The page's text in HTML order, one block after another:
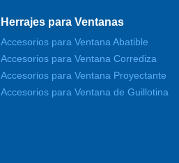
Herrajes para Ventanas
Accesorios para Ventana Abatible
Accesorios para Ventana Corrediza
Accesorios para Ventana Proyectante
Accesorios para Ventana de Guillotina